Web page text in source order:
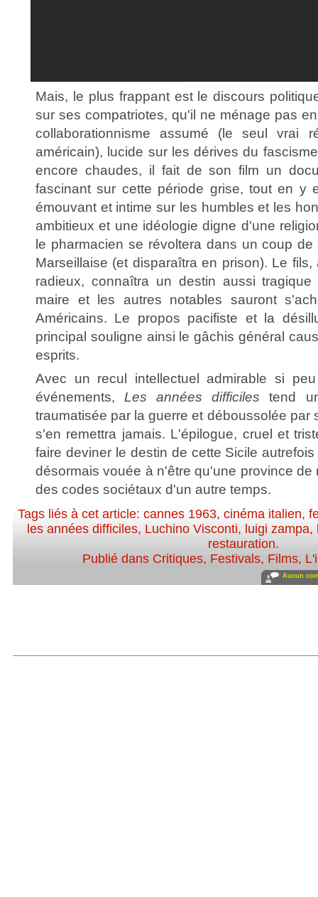
Mais, le plus frappant est le discours
sur ses compatriotes, qu'il ne ménage pas
collaborationnisme assumé (le seul vrai
américain), lucide sur les dérives du
encore chaudes, il fait de son film un
fascinant sur cette période grise, tout en y
émouvant et intime sur les humbles et les
ambitieux et une idéologie digne d'une
le pharmacien se révoltera dans un coup
Marseillaise (et disparaîtra en prison). Le
radieux, connaîtra un destin aussi
maire et les autres notables sauront
Américains. Le propos pacifiste et la
principal souligne ainsi le gâchis général
esprits.
Avec un recul intellectuel admirable si
événements,Les années difficiles tend
traumatisée par la guerre et déboussolée par
s'en remettra jamais. L'épilogue, cruel et
faire deviner le destin de cette Sicile
désormais vouée à n'être qu'une province de
des codes sociétaux d'un autre temps.
Tags liés à cet article: cannes 1963, cinéma italien,
les années difficiles, Luchino Visconti, luigi zampa,
restauration.
Publié dans Critiques, Festivals, Films,
Aucun